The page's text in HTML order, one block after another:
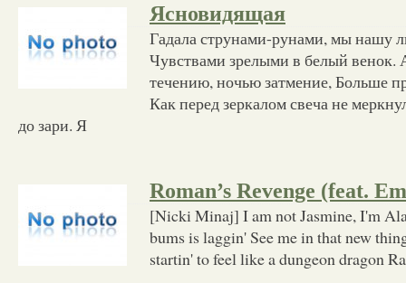
Ясновидящая
Гадала струнами-рунами, мы нашу
Чувствами зрелыми в белый венок.
течению, ночью затмение, Больше
Как перед зеркалом свеча не
до зари. Я
Roman’s Revenge (feat.
[Nicki Minaj] I am not Jasmine, I'm
bums is laggin' See me in that new
startin' to feel like a dungeon dragon